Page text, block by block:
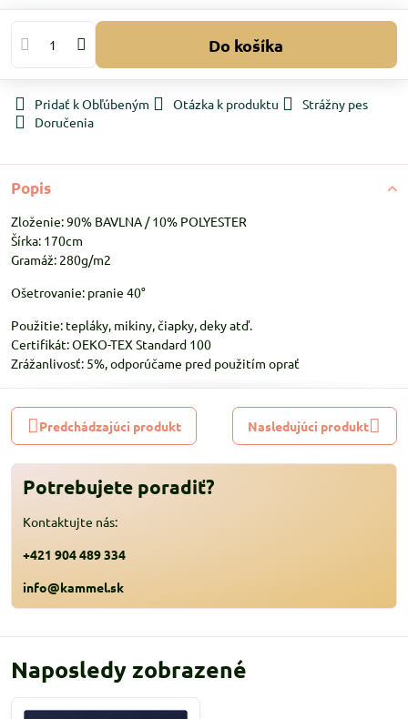
Do košíka
Pridať k Obľúbeným Otázka k produktu
Strážny pes
Doručenia
Popis
Zloženie: 90% BAVLNA / 10% POLYESTER
Šírka: 170cm
Gramáž: 280g/m2
Ošetrovanie: pranie 40°
Použitie: tepláky, mikiny, čiapky, deky atď.
Certifikát: OEKO-TEX Standard 100
Zrážanlivosť: 5%, odporúčame pred použitím oprať
Predchádzajúci produkt Nasledujúci produkt
Potrebujete poradiť?
Kontaktujte nás:
+421 904 489 334
info@kammel.sk
Naposledy zobrazené